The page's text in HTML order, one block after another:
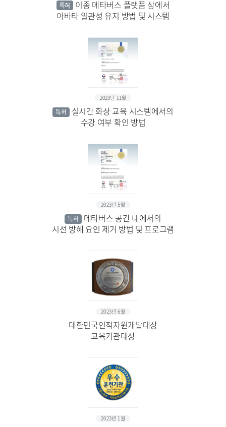
특허
이종 메타버스 플랫폼 상에서
아바타 일관성 유지 방법 및 시스템
2023년 11월
특허
실시간 화상 교육 시스템에서의
수강 여부 확인 방법
2023년 5월
특허
메타버스 공간 내에서의
시선 방해 요인 제거 방법 및 프로그램
2023년 6월
대한민국인적자원개발대상
교육기관대상
2023년 1월